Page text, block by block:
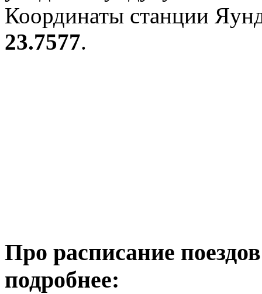
Координаты станции
23.7577.
Про расписание
подробнее: